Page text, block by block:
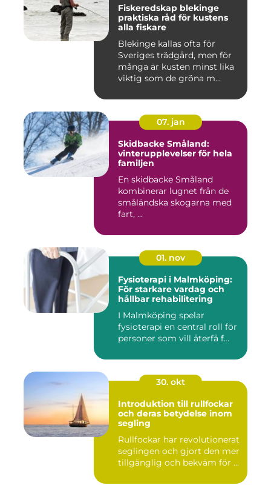
Fiskeredskap blekinge
praktiska råd för kustens
alla fiskare
Blekinge kallas ofta för
Sveriges trädgård, men för
många är kusten minst lika
viktig som de gröna m...
07. jan
Skidbacke Småland:
vinterupplevelser för hela
familjen
En skidbacke Småland
kombinerar lugnet från de
småländska skogarna med
fart, ...
01. nov
Fysioterapi i Malmköping:
För starkare vardag och
hållbar rehabilitering
I Malmköping spelar
fysioterapi en central roll för
personer som vill återfå f...
30. okt
Introduktion till rullfockar
och deras betydelse inom
segling
Rullfockar har revolutionerat
seglingen och gjort den mer
tillgänglig och bekväm för ...